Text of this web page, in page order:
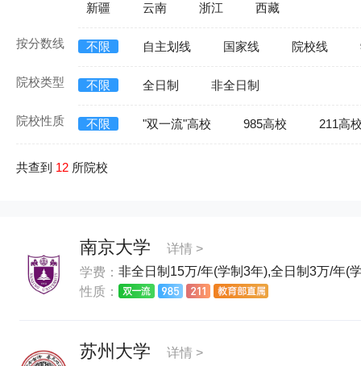
新疆 云南 浙江 西藏
按分数线 不限 自主划线 国家线 院校线
院校类型 不限 全日制 非全日制
院校性质 不限 "双一流"高校 985高校 211高
共查到 12 所院校
南京大学
详情 >
学费： 非全日制15万/年(学制3年),全日制3万/年(
性质：
苏州大学
详情 >